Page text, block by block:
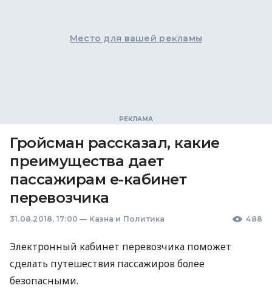
Место для вашей рекламы
Гройсман рассказал, какие
преимущества дает
пассажирам е-кабинет
перевозчика
31.08.2018, 17:00 — Казна и Политика 488
Электронный кабинет перевозчика поможет
сделать путешествия пассажиров более
безопасными.